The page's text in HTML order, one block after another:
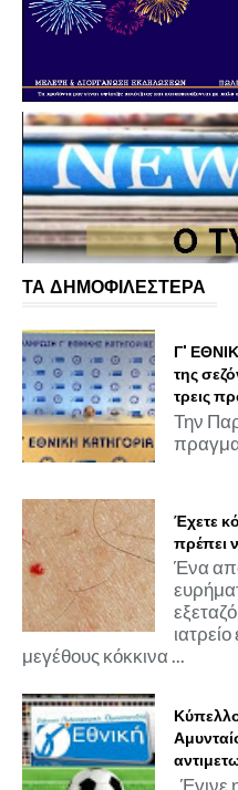
ΤΑ ΔΗΜΟΦΙΛΕΣΤΕΡΑ
Γ'
της
τρεις
Την
Έχετε
πρέπει
Ένα
μεγέθους κόκκινα ...
Έγινε